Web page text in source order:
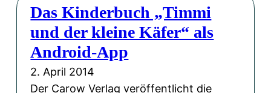
n
d
T
e
x
n
e
s
–
C
l
a
g
e
Das Kinderbuch „Timmi
und der kleine Käfer“ als
Android-App
2. April 2014
Der Carow Verlag veröffentlicht die